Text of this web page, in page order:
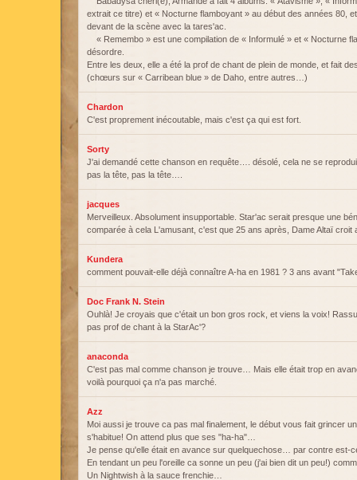
extrait ce titre) et « Nocturne flamboyant » au début des années 80,
devant de la scène avec la tares'ac.
« Remembo » est une compilation de « Informulé » et « Nocturne
désordre.
Entre les deux, elle a été la prof de chant de plein de monde, et fait
(chœurs sur « Carribean blue » de Daho, entre autres…)
Chardon
C'est proprement inécoutable, mais c'est ça qui est fort.
Sorty
J'ai demandé cette chanson en requête…. désolé, cela ne se
pas la tête, pas la tête….
jacques
Merveilleux. Absolument insupportable. Star'ac serait presque une
comparée à cela L'amusant, c'est que 25 ans après, Dame Altaï croit
Kundera
comment pouvait-elle déjà connaître A-ha en 1981 ? 3 ans avant
Doc Frank N. Stein
Ouhlà! Je croyais que c'était un bon gros rock, et viens la voix!
pas prof de chant à la StarAc'?
anaconda
C'est pas mal comme chanson je trouve… Mais elle était trop en
voilà pourquoi ça n'a pas marché.
Azz
Moi aussi je trouve ca pas mal finalement, le début vous fait grincer
s'habitue! On attend plus que ses "ha-ha"…
Je pense qu'elle était en avance sur quelquechose… par contre est-
En tendant un peu l'oreille ca sonne un peu (j'ai bien dit un peu!)
Un Nightwish à la sauce frenchie…